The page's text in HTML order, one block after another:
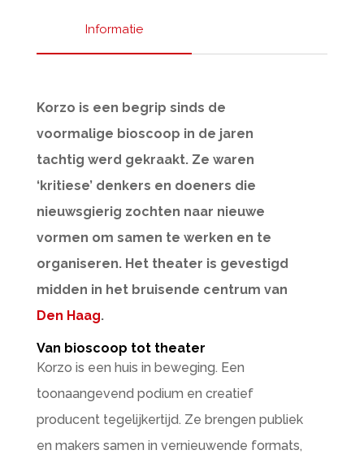
Informatie
Korzo is een begrip sinds de
voormalige bioscoop in de jaren
tachtig werd gekraakt. Ze waren
‘kritiese’ denkers en doeners die
nieuwsgierig zochten naar nieuwe
vormen om samen te werken en te
organiseren. Het theater is gevestigd
midden in het bruisende centrum van
Den Haag.
Van bioscoop tot theater
Korzo is een huis in beweging. Een
toonaangevend podium en creatief
producent tegelijkertijd. Ze brengen publiek
en makers samen in vernieuwende formats,